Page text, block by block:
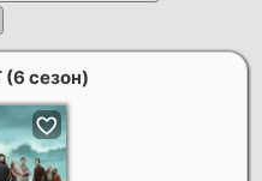
сезон)